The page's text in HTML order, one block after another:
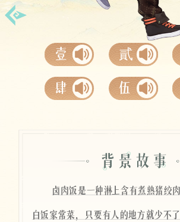
壹 貳
肆
伍
卤肉饭是一种淋上含有煮熟猪绞
白饭家常菜，只要有人的地方就少不